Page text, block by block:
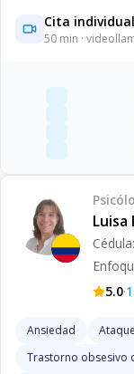
Cita individual
50 min ·
Luisa
Cédula:
5.0·1
Ansiedad
Trastorno obsesivo